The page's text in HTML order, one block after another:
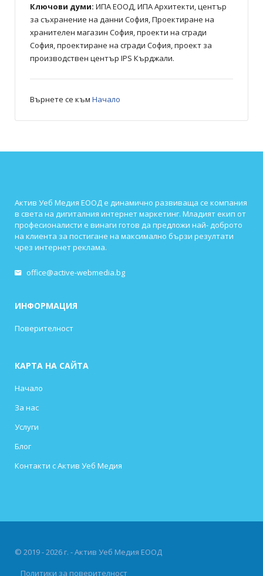
Ключови думи: ИПА ЕOOД, ИПА Архитекти, център
за съхранение на данни София, Проектиране на
хранителен магазин София, проекти на сгради
София, проектиране на сгради София, проект за
производствен център IPS Кърджали.
Върнете се към Начало
Актив Уеб Медия ЕООД е динамично развиваща се компания
в света на дигиталния интернет маркетинг. Младият екип от
професионалисти е винаги готов да предложи най- доброто
на клиента за постигане на максимално бързи резултати
чрез интернет реклама.
office@active-webmedia.bg
ИНФОРМАЦИЯ
Поверителност
КАРТА НА САЙТА
Начало
За нас
Услуги
Блог
Контакти с Актив Уеб Медия
© 2019 - 2026 г. - Актив Уеб Медия ЕООД
Политики за поверителност